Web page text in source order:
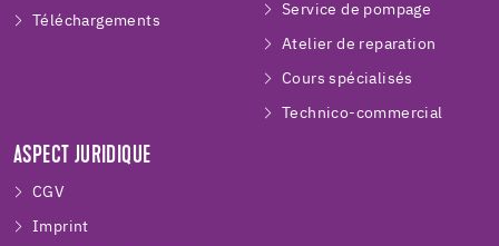
Téléchargements
Service de pompage
Atelier de reparation
Cours spécialisés
Technico-commercial
ASPECT JURIDIQUE
CGV
Imprint